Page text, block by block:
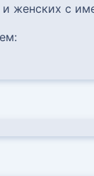
женских с